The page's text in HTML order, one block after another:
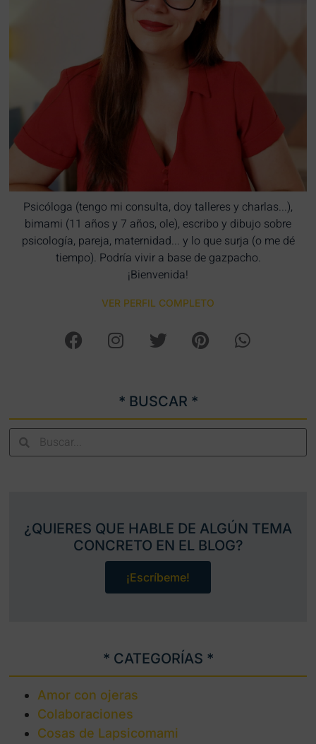
Psicóloga (tengo mi consulta, doy talleres y charlas...),
bimami (11 años y 7 años, ole), escribo y dibujo sobre
psicología, pareja, maternidad... y lo que surja (o me dé
tiempo). Podría vivir a base de gazpacho.
¡Bienvenida!
VER PERFIL COMPLETO
* BUSCAR *
¿QUIERES QUE HABLE DE ALGÚN TEMA
CONCRETO EN EL BLOG?
¡Escríbeme!
* CATEGORÍAS *
Amor con ojeras
Colaboraciones
Cosas de Lapsicomami